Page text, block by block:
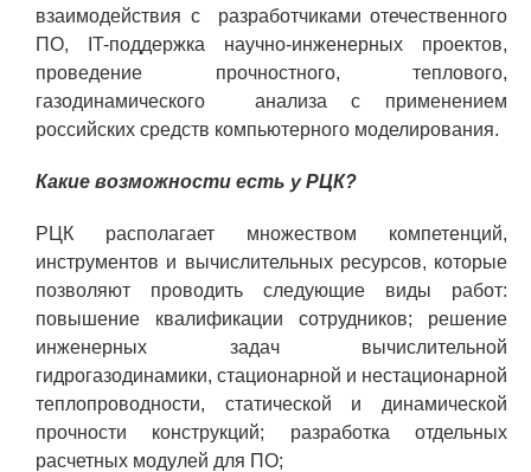
ПРЕСС-ЦЕНТР
Новости ВНИИТФ
ПОСТАВЩИКАМ
Новости
Закупки
Документы
взаимодействия с разработчиками отечественного
ПО, IT-поддержка научно-инженерных проектов,
проведение прочностного, теплового,
газодинамического анализа с применением
российских средств компьютерного моделирования.
Какие возможности есть у РЦК?
РЦК располагает множеством компетенций,
инструментов и вычислительных ресурсов, которые
позволяют проводить следующие виды работ:
повышение квалификации сотрудников; решение
инженерных задач вычислительной
гидрогазодинамики, стационарной и нестационарной
теплопроводности, статической и динамической
прочности конструкций; разработка отдельных
расчетных модулей для ПО;